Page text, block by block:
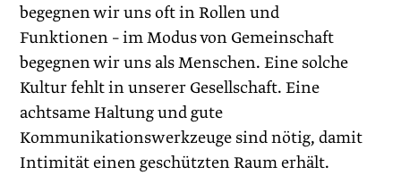
begegnen wir uns oft in Rollen und
Funktionen – im Modus von Gemeinschaft
begegnen wir uns als Menschen. Eine solche
Kultur fehlt in unserer Gesellschaft. Eine
achtsame Haltung und gute
Kommunikationswerkzeuge sind nötig, damit
Intimität einen geschützten Raum erhält.